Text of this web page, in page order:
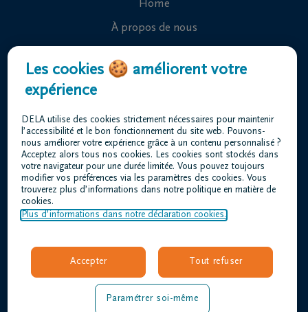
Home
À propos de nous
Organiser des funérailles
Notre centre funéraire
Questions fréquemment posées
Conditions d'utilisation
Déclaration relative à la vie privée
Déclaration d’accessibilité
duvivier@dela.be
Les cookies 🍪 améliorent votre
expérience
DELA utilise des cookies strictement nécessaires pour maintenir
l’accessibilité et le bon fonctionnement du site web. Pouvons-
nous améliorer votre expérience grâce à un contenu personnalisé ?
Acceptez alors tous nos cookies. Les cookies sont stockés dans
votre navigateur pour une durée limitée. Vous pouvez toujours
modifier vos préférences via les paramètres des cookies. Vous
trouverez plus d’informations dans notre politique en matière de
cookies.
Plus d’informations dans notre déclaration cookies.
Accepter Tout refuser
Paramétrer soi-même